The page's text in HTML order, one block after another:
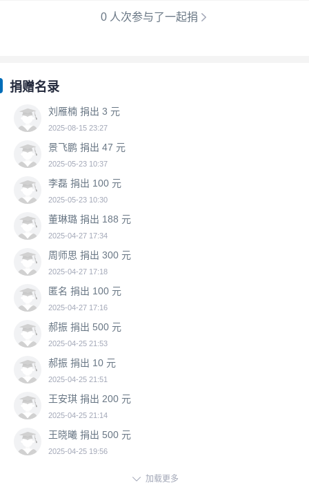
0 人次参与了一起捐 
捐赠名录
刘雁楠 捐出 3 元
2025-08-15 23:27
景飞鹏 捐出 47 元
2025-05-23 10:37
李磊 捐出 100 元
2025-05-23 10:30
董琳璐 捐出 188 元
2025-04-27 17:34
周师思 捐出 300 元
2025-04-27 17:18
匿名 捐出 100 元
2025-04-27 17:16
郝振 捐出 500 元
2025-04-25 21:53
郝振 捐出 10 元
2025-04-25 21:51
王安琪 捐出 200 元
2025-04-25 21:14
王晓曦 捐出 500 元
2025-04-25 19:56
 加载更多